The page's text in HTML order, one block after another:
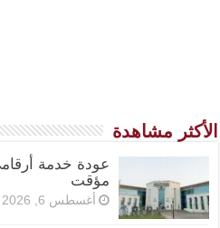
الأكثر مشاهدة
مؤقت
أغسطس 6, 2026